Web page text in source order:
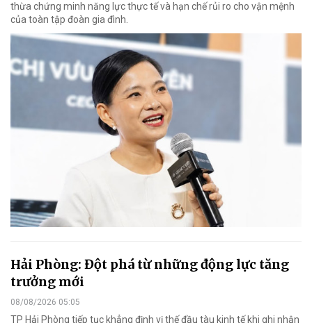
thừa chứng minh năng lực thực tế và hạn chế rủi ro cho vận mệnh
của toàn tập đoàn gia đình.
Hải Phòng: Đột phá từ những động lực tăng
trưởng mới
08/08/2026 05:05
TP Hải Phòng tiếp tục khẳng định vị thế đầu tàu kinh tế khi ghi nhận